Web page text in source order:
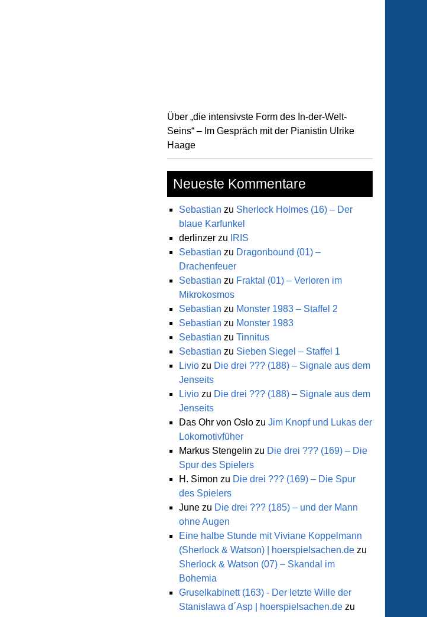
Über „die intensivste Form des In-der-Welt-
Seins“ – Im Gespräch mit der Pianistin Ulrike
Haage
Neueste Kommentare
Sebastian zu Sherlock Holmes (16) – Der
blaue Karfunkel
derlinzer zu
IRIS
Sebastian zu Dragonbound (01) –
Drachenfeuer
Sebastian zu Fraktal (01) – Verloren im
Mikrokosmos
Sebastian zu Monster 1983 – Staffel 2
Sebastian zu Monster 1983
Sebastian zu Tinnitus
Sebastian zu Sieben Siegel – Staffel 1
Livio zu Die drei ??? (188) – Signale aus dem
Jenseits
Livio zu Die drei ??? (188) – Signale aus dem
Jenseits
Das Ohr von Oslo zu Jim Knopf und Lukas der
Lokomotivfüher
Markus Stengelin zu Die drei ??? (169) – Die
Spur des Spielers
H. Simon zu Die drei ??? (169) – Die Spur
des Spielers
June zu Die drei ??? (185) – und der Mann
ohne Augen
Eine halbe Stunde mit Viviane Koppelmann
(Sherlock & Watson) | hoerspielsachen.de zu
Sherlock & Watson (07) – Skandal im
Bohemia
Gruselkabinett (163) - Der letzte Wille der
Stanislawa d´Asp | hoerspielsachen.de zu